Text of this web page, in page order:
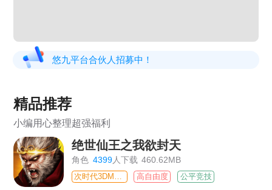
悠九平台合伙人招募中！
精品推荐
小编用心整理超强福利
绝世仙王之我欲封天
角色 4399人下载 460.62MB
高自由度 公平竞技